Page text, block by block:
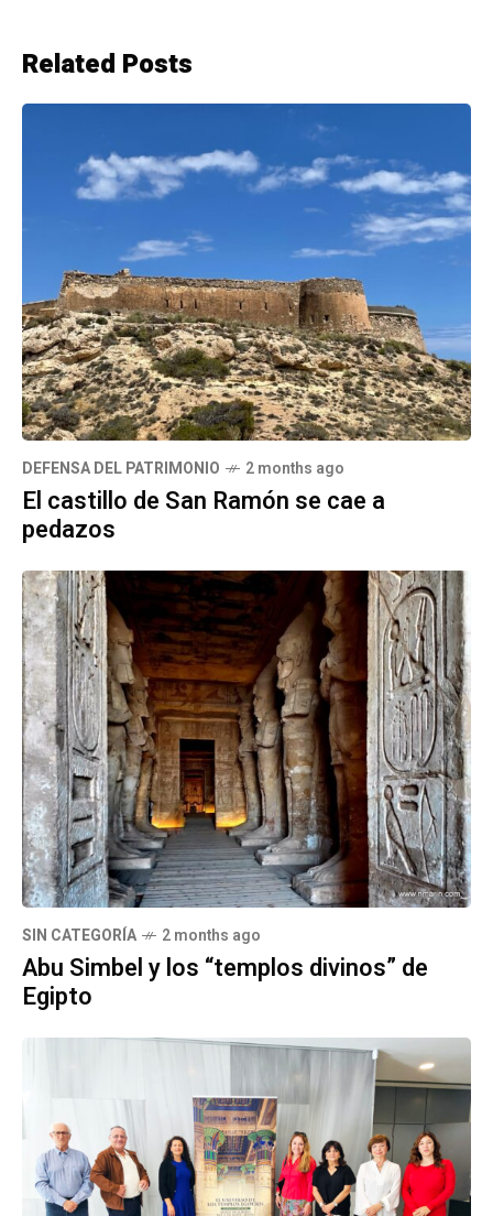
Related Posts
DEFENSA DEL PATRIMONIO 2 months ago
El castillo de San Ramón se cae a
pedazos
SIN CATEGORÍA 2 months ago
Abu Simbel y los “templos divinos” de
Egipto